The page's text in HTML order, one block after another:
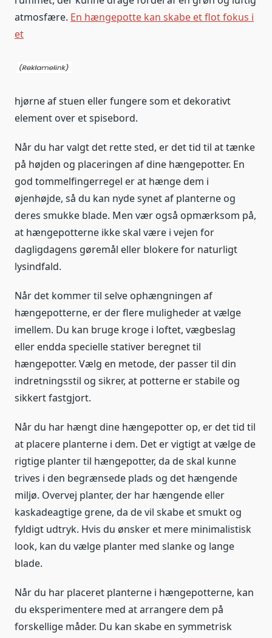
atmosfære. En hængepotte kan skabe et flot fokus i
et
hjørne af stuen eller fungere som et dekorativt
element over et spisebord.
Når du har valgt det rette sted, er det tid til at tænke
på højden og placeringen af dine hængepotter. En
god tommelfingerregel er at hænge dem i
øjenhøjde, så du kan nyde synet af planterne og
deres smukke blade. Men vær også opmærksom på,
at hængepotterne ikke skal være i vejen for
dagligdagens gøremål eller blokere for naturligt
lysindfald.
Når det kommer til selve ophængningen af
hængepotterne, er der flere muligheder at vælge
imellem. Du kan bruge kroge i loftet, vægbeslag
eller endda specielle stativer beregnet til
hængepotter. Vælg en metode, der passer til din
indretningsstil og sikrer, at potterne er stabile og
sikkert fastgjort.
Når du har hængt dine hængepotter op, er det tid til
at placere planterne i dem. Det er vigtigt at vælge de
rigtige planter til hængepotter, da de skal kunne
trives i den begrænsede plads og det hængende
miljø. Overvej planter, der har hængende eller
kaskadeagtige grene, da de vil skabe et smukt og
fyldigt udtryk. Hvis du ønsker et mere minimalistisk
look, kan du vælge planter med slanke og lange
blade.
Når du har placeret planterne i hængepotterne, kan
du eksperimentere med at arrangere dem på
forskellige måder. Du kan skabe en symmetrisk